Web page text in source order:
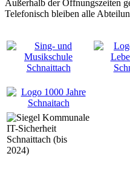
Außerhalb der Öffnungszeiten
Telefonisch bleiben alle